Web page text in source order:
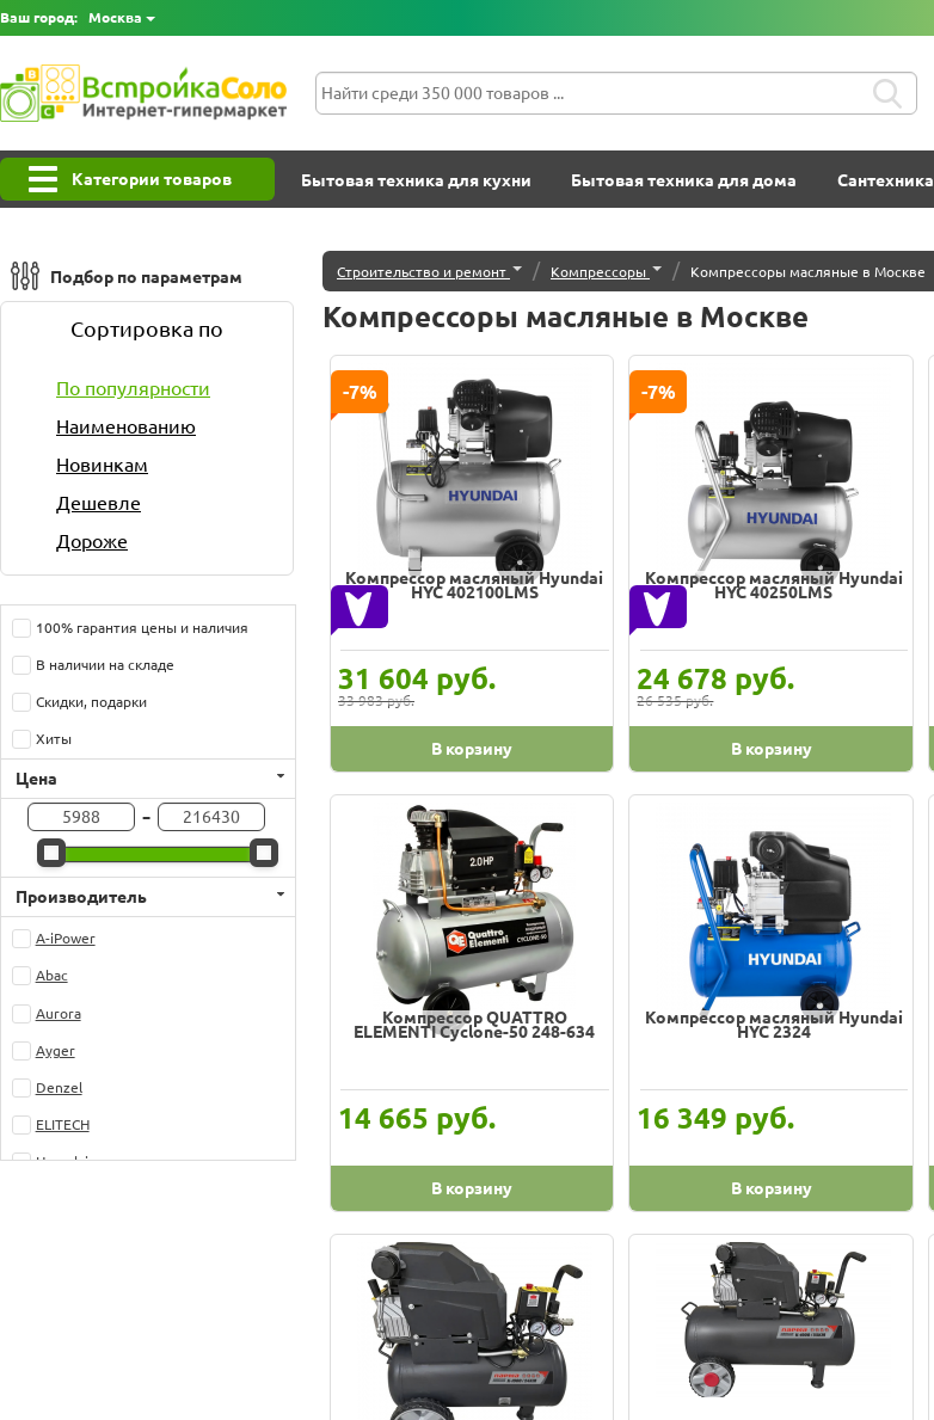
Ваш город: Москва
Категории товаров Бытовая техника для кухни Бытовая техника для дома Сантехника
Подбор по параметрам
Сортировка по
По популярности
Наименованию
Новинкам
Дешевле
Дороже
100% гарантия цены и наличия
В наличии на складе
Скидки, подарки
Хиты
Цена
-
Производитель
A-iPower
Abac
Aurora
Ayger
Denzel
ELITECH
Hyundai
Строительство и ремонт / Компрессоры / Компрессоры масляные в Москве
Компрессоры масляные в Москве
Компрессор масляный Hyundai
НYC 402100LMS
31 604 руб.
33 983 руб.
-7%
В корзину
Компрессор масляный Hyundai
НYC 40250LMS
24 678 руб.
26 535 руб.
-7%
В корзину
Компрессор QUATTRO
ELEMENTI Cyclone-50 248-634
14 665 руб.
В корзину
Компрессор масляный Hyundai
HYC 2324
16 349 руб.
В корзину